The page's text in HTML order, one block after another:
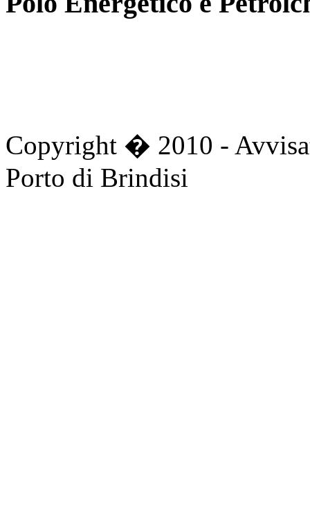
Copyright � 2010 -
Porto di Brindisi